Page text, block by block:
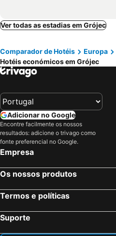
Ver todas as estadias em Grójec
Comparador de Hotéis Europa
Hotéis económicos em Grójec
Adicionar no Google
Encontre facilmente os nossos
resultados: adicione o trivago como
fonte preferencial no Google.
Empresa
Os nossos produtos
Termos e políticas
Suporte